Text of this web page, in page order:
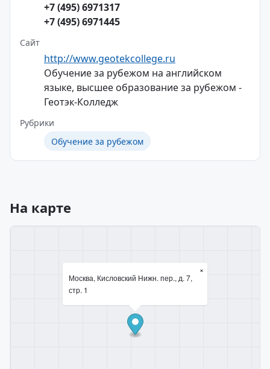
+7 (495) 6971317
+7 (495) 6971445
Сайт
http://www.geotekcollege.ru
Обучение за рубежом на английском
языке, высшее образование за рубежом -
Геотэк-Колледж
Рубрики
Обучение за рубежом
На карте
Москва, Кисловский Нижн. пер., д. 7,
стр. 1
×